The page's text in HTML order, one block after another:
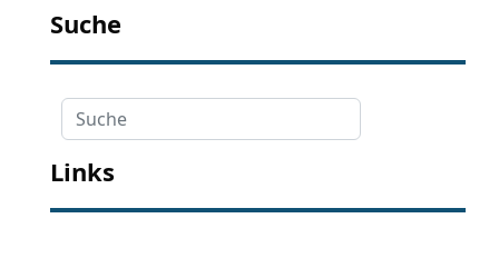
Suche
Suche
Links